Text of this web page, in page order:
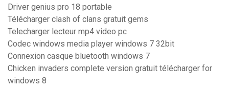
Driver genius pro 18 portable
Télécharger clash of clans gratuit gems
Telecharger lecteur mp4 video pc
Codec windows media player windows 7 32bit
Connexion casque bluetooth windows 7
Chicken invaders complete version gratuit télécharger for
windows 8